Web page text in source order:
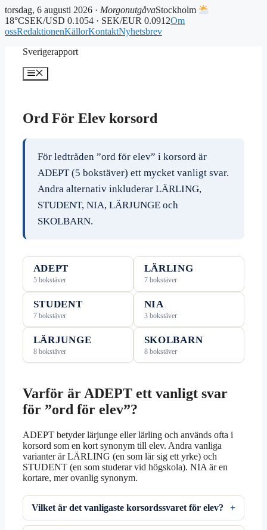
torsdag, 6 augusti 2026 · MorgonutgåvaStockholm
18°CSEK/USD 0.1054 · SEK/EUR 0.0912Om
ossRedaktionenKällorKontaktNyhetsbrev
Sverigerapport
Meny
Ord För Elev korsord
För ledtråden ”ord för elev” i korsord är
ADEPT (5 bokstäver) ett mycket vanligt svar.
Andra alternativ inkluderar LÄRLING,
STUDENT, NIA, LÄRJUNGE och
SKOLBARN.
ADEPT
5 bokstäver
LÄRLING
7 bokstäver
STUDENT
7 bokstäver
NIA
3 bokstäver
LÄRJUNGE
8 bokstäver
SKOLBARN
8 bokstäver
Varför är ADEPT ett vanligt svar
för ”ord för elev”?
ADEPT betyder lärjunge eller lärling och används ofta i
korsord som en kort synonym till elev. Andra vanliga
varianter är LÄRLING (en som lär sig ett yrke) och
STUDENT (en som studerar vid högskola). NIA är en
kortare, mer ovanlig synonym.
Vilket är det vanligaste korsordssvaret för elev?